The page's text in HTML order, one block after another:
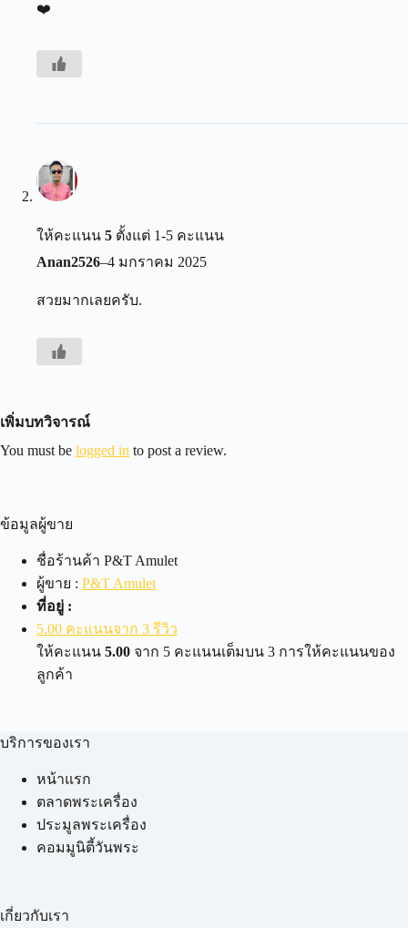
❤️
ให้คะแนน 5 ตั้งแต่ 1-5 คะแนน
Anan2526–4 มกราคม 2025
สวยมากเลยครับ.
เพิ่มบทวิจารณ์
You must be logged in to post a review.
ข้อมูลผู้ขาย
ชื่อร้านค้า P&T Amulet
ผู้ขาย : P&T Amulet
ที่อยู่ :
5.00 คะแนนจาก 3 รีวิว
ให้คะแนน 5.00 จาก 5 คะแนนเต็มบน 3 การให้คะแนนของ
ลูกค้า
บริการของเรา
หน้าแรก
ตลาดพระเครื่อง
ประมูลพระเครื่อง
คอมมูนิตี้วันพระ
เกี่ยวกับเรา